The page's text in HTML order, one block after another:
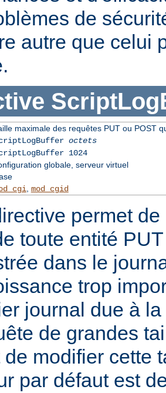
de
autre que celui
maximale des requêtes PUT ou POST
octets
1024
globale, serveur virtuel
, mod_cgid
permet
toute entité
dans le
trop
journal due à
de grandes
de modifier cette
par défaut est